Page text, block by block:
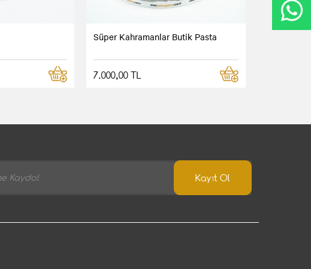
Süper Kahramanlar Butik Pasta
7.000,00 TL
Kayıt Ol